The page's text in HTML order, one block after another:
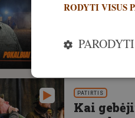
Elnių
PATIRTIS
Kai
RODYTI VISUS